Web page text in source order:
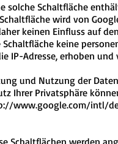
solche Schaltfläche
wird von
keinen Einfluss auf
keine
IP-Adresse, erhoben und
und Nutzung der
Ihrer Privatsphäre
www.google.com/intl/
Schaltflächen werden